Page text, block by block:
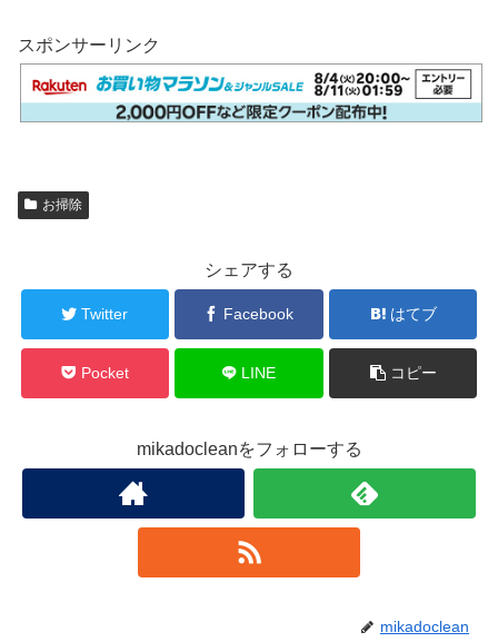
スポンサーリンク
お掃除
シェアする
Twitter Facebook はてブ
Pocket LINE コピー
mikadocleanをフォローする
mikadoclean